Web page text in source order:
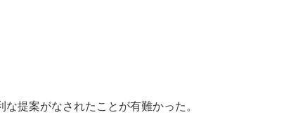
提案がなされたことが有難かった。